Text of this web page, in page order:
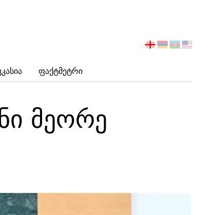
Ფაქტმეტრი
აირჩიეთ
მეორე